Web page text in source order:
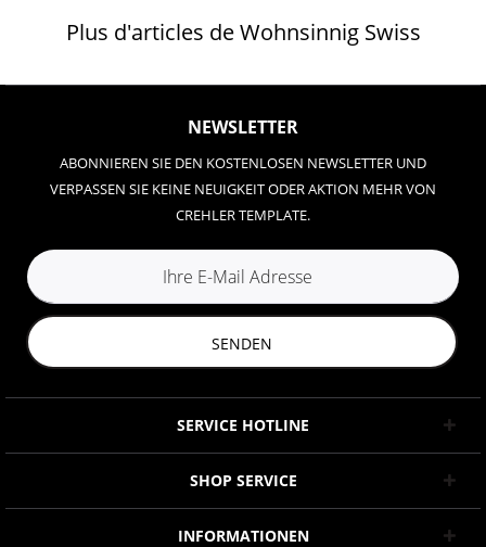
Plus d'articles de Wohnsinnig Swiss
NEWSLETTER
ABONNIEREN SIE DEN KOSTENLOSEN NEWSLETTER UND
VERPASSEN SIE KEINE NEUIGKEIT ODER AKTION MEHR VON
CREHLER TEMPLATE.
SENDEN
SERVICE HOTLINE
SHOP SERVICE
INFORMATIONEN